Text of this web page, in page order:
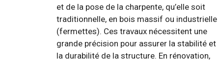
et de la pose de la charpente, qu’elle soit
traditionnelle, en bois massif ou industrielle
(fermettes). Ces travaux nécessitent une
grande précision pour assurer la stabilité et
la durabilité de la structure. En rénovation,